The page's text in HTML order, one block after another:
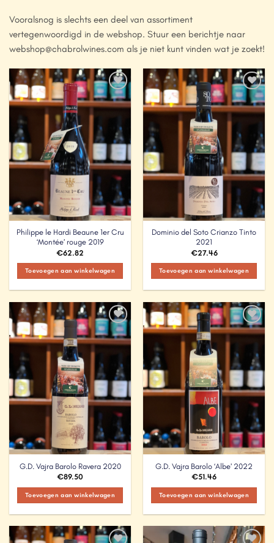
Vooralsnog is slechts een deel van assortiment
vertegenwoordigd in de webshop. Stuur een berichtje naar
webshop@chabrolwines.com als je niet kunt vinden wat je zoekt!
Add to
Wishlist
Philippe le Hardi Beaune 1er Cru
‘Montée’ rouge 2019
€62.82
Toevoegen aan winkelwagen
Add to
Wishlist
Dominio del Soto Crianzo Tinto
2021
€27.46
Toevoegen aan winkelwagen
Add to
Wishlist
G.D. Vajra Barolo Ravera 2020
€89.50
Toevoegen aan winkelwagen
Add to
G.D. Vajra Barolo ‘Albe’ 2022
€51.46
Toevoegen aan winkelwagen